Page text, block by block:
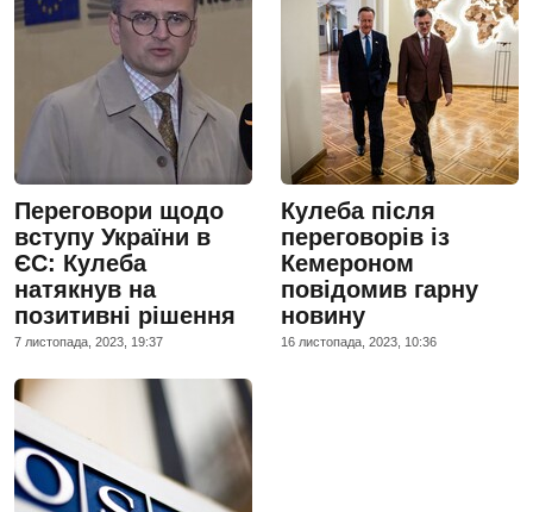
Переговори щодо
вступу України в
ЄС: Кулеба
натякнув на
позитивні рішення
7 листопада, 2023, 19:37
Кулеба після
переговорів із
Кемероном
повідомив гарну
новину
16 листопада, 2023, 10:36